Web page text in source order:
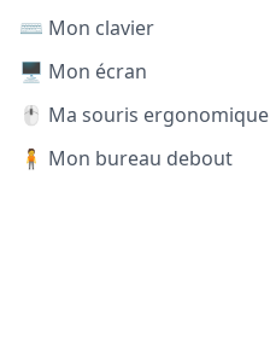
⌨️ Mon clavier
🖥️ Mon écran
🖱️ Ma souris ergonomique
🧍 Mon bureau debout